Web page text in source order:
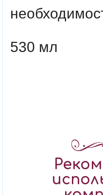
530 мл